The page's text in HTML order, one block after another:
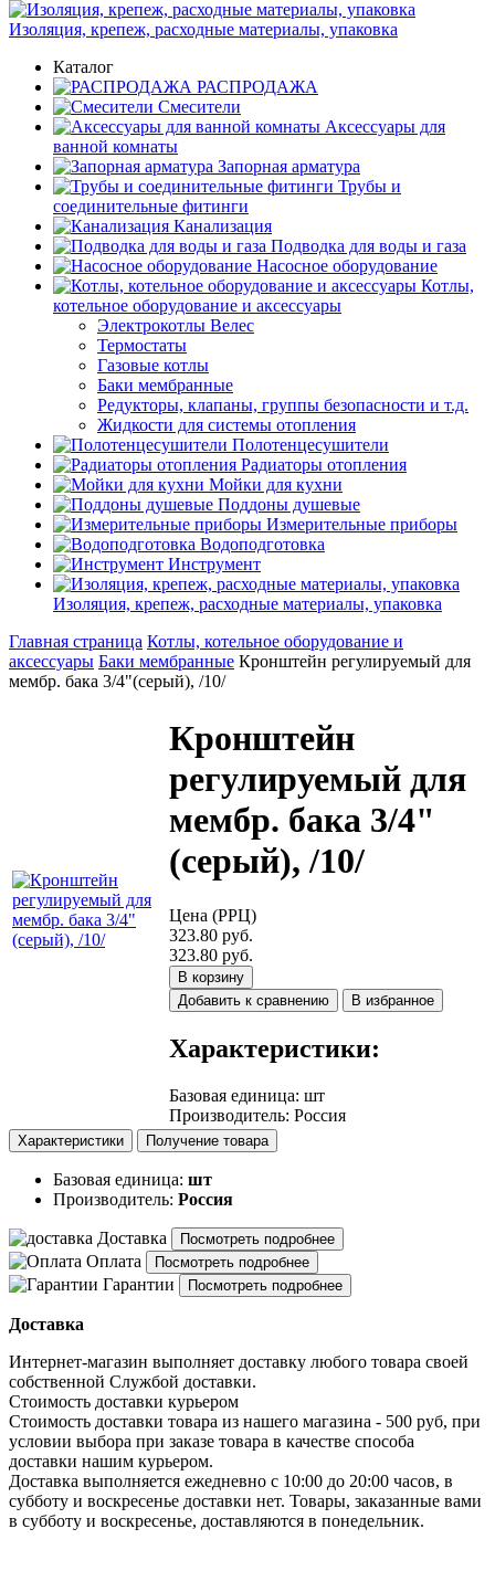
Изоляция, крепеж, расходные материалы, упаковка
Каталог
РАСПРОДАЖА
Смесители
Аксессуары для
ванной комнаты
Запорная арматура
Трубы и
соединительные фитинги
Канализация
Подводка для воды и газа
Насосное оборудование
Котлы,
котельное оборудование и аксессуары
Электрокотлы Велес
Термостаты
Газовые котлы
Баки мембранные
Редукторы, клапаны, группы безопасности и т.д.
Жидкости для системы отопления
Полотенцесушители
Радиаторы отопления
Мойки для кухни
Поддоны душевые
Измерительные приборы
Водоподготовка
Инструмент
Изоляция, крепеж, расходные материалы, упаковка
Главная страница Котлы, котельное оборудование и
аксессуары Баки мембранные Кронштейн регулируемый для
мембр. бака 3/4"(серый), /10/
Кронштейн
регулируемый для
мембр. бака 3/4"
(серый), /10/
Цена (РРЦ)
323.80 руб.
323.80 руб.
В корзину
Добавить к сравнению
В избранное
Характеристики:
Базовая единица: шт
Производитель: Россия
Характеристики Получение товара
Базовая единица: шт
Производитель: Россия
Доставка Посмотреть подробнее
Оплата Посмотреть подробнее
Гарантии Посмотреть подробнее
Доставка
Интернет-магазин выполняет доставку любого товара своей
собственной Службой доставки.
Стоимость доставки курьером
Стоимость доставки товара из нашего магазина - 500 руб, при
условии выбора при заказе товара в качестве способа
доставки нашим курьером.
Доставка выполняется ежедневно с 10:00 до 20:00 часов, в
субботу и воскресенье доставки нет. Товары, заказанные вами
в субботу и воскресенье, доставляются в понедельник.